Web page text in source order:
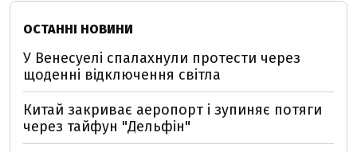
ОСТАННІ НОВИНИ
У Венесуелі спалахнули протести через
щоденні відключення світла
Китай закриває аеропорт і зупиняє потяги
через тайфун "Дельфін"